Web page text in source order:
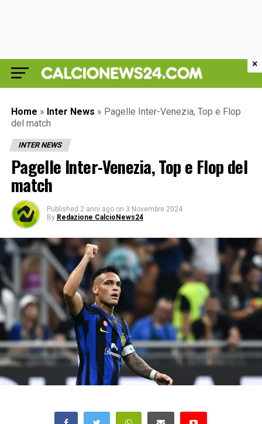
Home » Inter News » Pagelle Inter-Venezia, Top e Flop
del match
INTER NEWS
Pagelle Inter-Venezia, Top e Flop del
match
Published 2 anni ago on 3 Novembre 2024
By Redazione CalcioNews24
×